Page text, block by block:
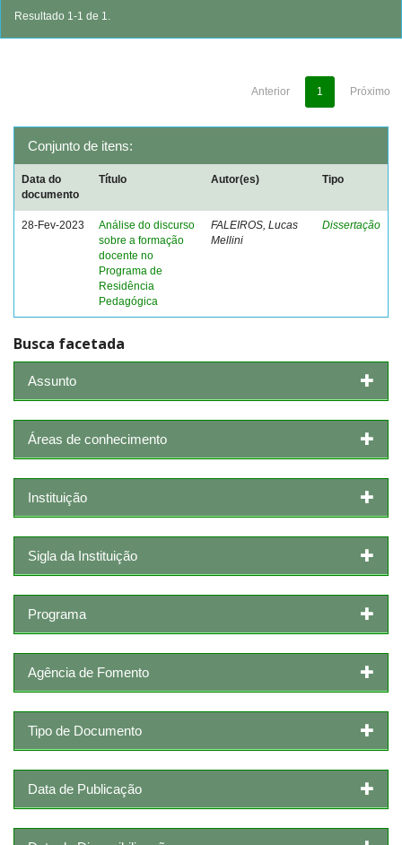
Resultado 1-1 de 1.
Anterior 1 Próximo
Conjunto de itens:
Data do
documento
Título Autor(es) Tipo
28-Fev-2023
Análise do discurso
sobre a formação
docente no
Programa de
Residência
Pedagógica
FALEIROS, Lucas
Mellini
Dissertação
Busca facetada
Assunto
Áreas de conhecimento
Instituição
Sigla da Instituição
Programa
Agência de Fomento
Tipo de Documento
Data de Publicação